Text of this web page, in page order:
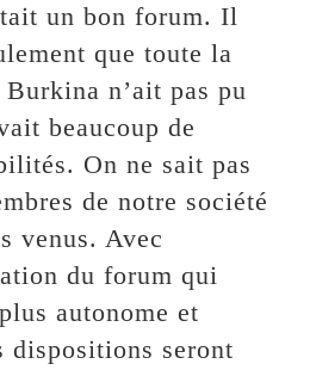
un bon forum. Il
que toute la
n’ait pas pu
beaucoup de
On ne sait pas
de notre société
venus. Avec
du forum qui
autonome et
dispositions seront